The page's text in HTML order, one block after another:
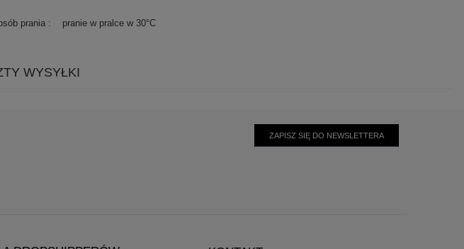
prania pranie w pralce w 30°C
WYSYŁKI
ZAPISZ SIĘ DO NEWSLETTERA